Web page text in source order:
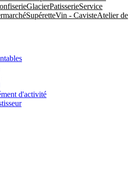
GlacierPatisserieService
SupéretteVin - CavisteAtelier de
d'activité